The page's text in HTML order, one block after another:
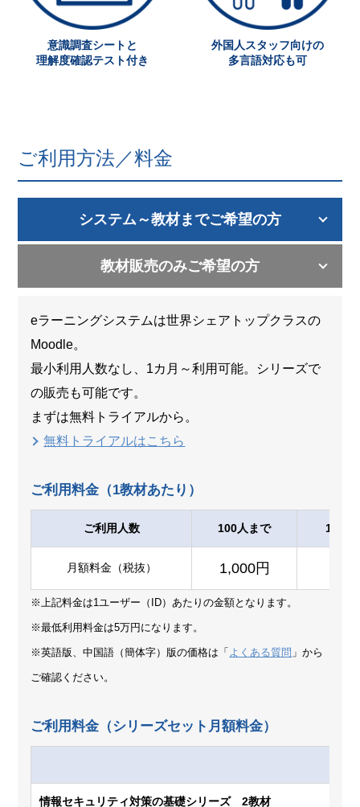
意識調査シートと
理解度確認テスト付き
外国人スタッフ向けの
多言語対応も可
ご利用方法／料金
システム～教材までご希望の方
教材販売のみご希望の方
eラーニングシステムは世界シェアトップクラスの
Moodle。
最小利用人数なし、1カ月～利用可能。シリーズで
の販売も可能です。
まずは無料トライアルから。
無料トライアルはこちら
ご利用料金（1教材あたり）
ご利用人数 100人まで 101～
月額料金（税抜） 1,000円
※上記料金は1ユーザー（ID）あたりの金額となります。
※最低利用料金は5万円になります。
※英語版、中国語（簡体字）版の価格は「 よくある質問 」から
ご確認ください。
ご利用料金（シリーズセット月額料金）
情報セキュリティ対策の基礎シリーズ 2教材